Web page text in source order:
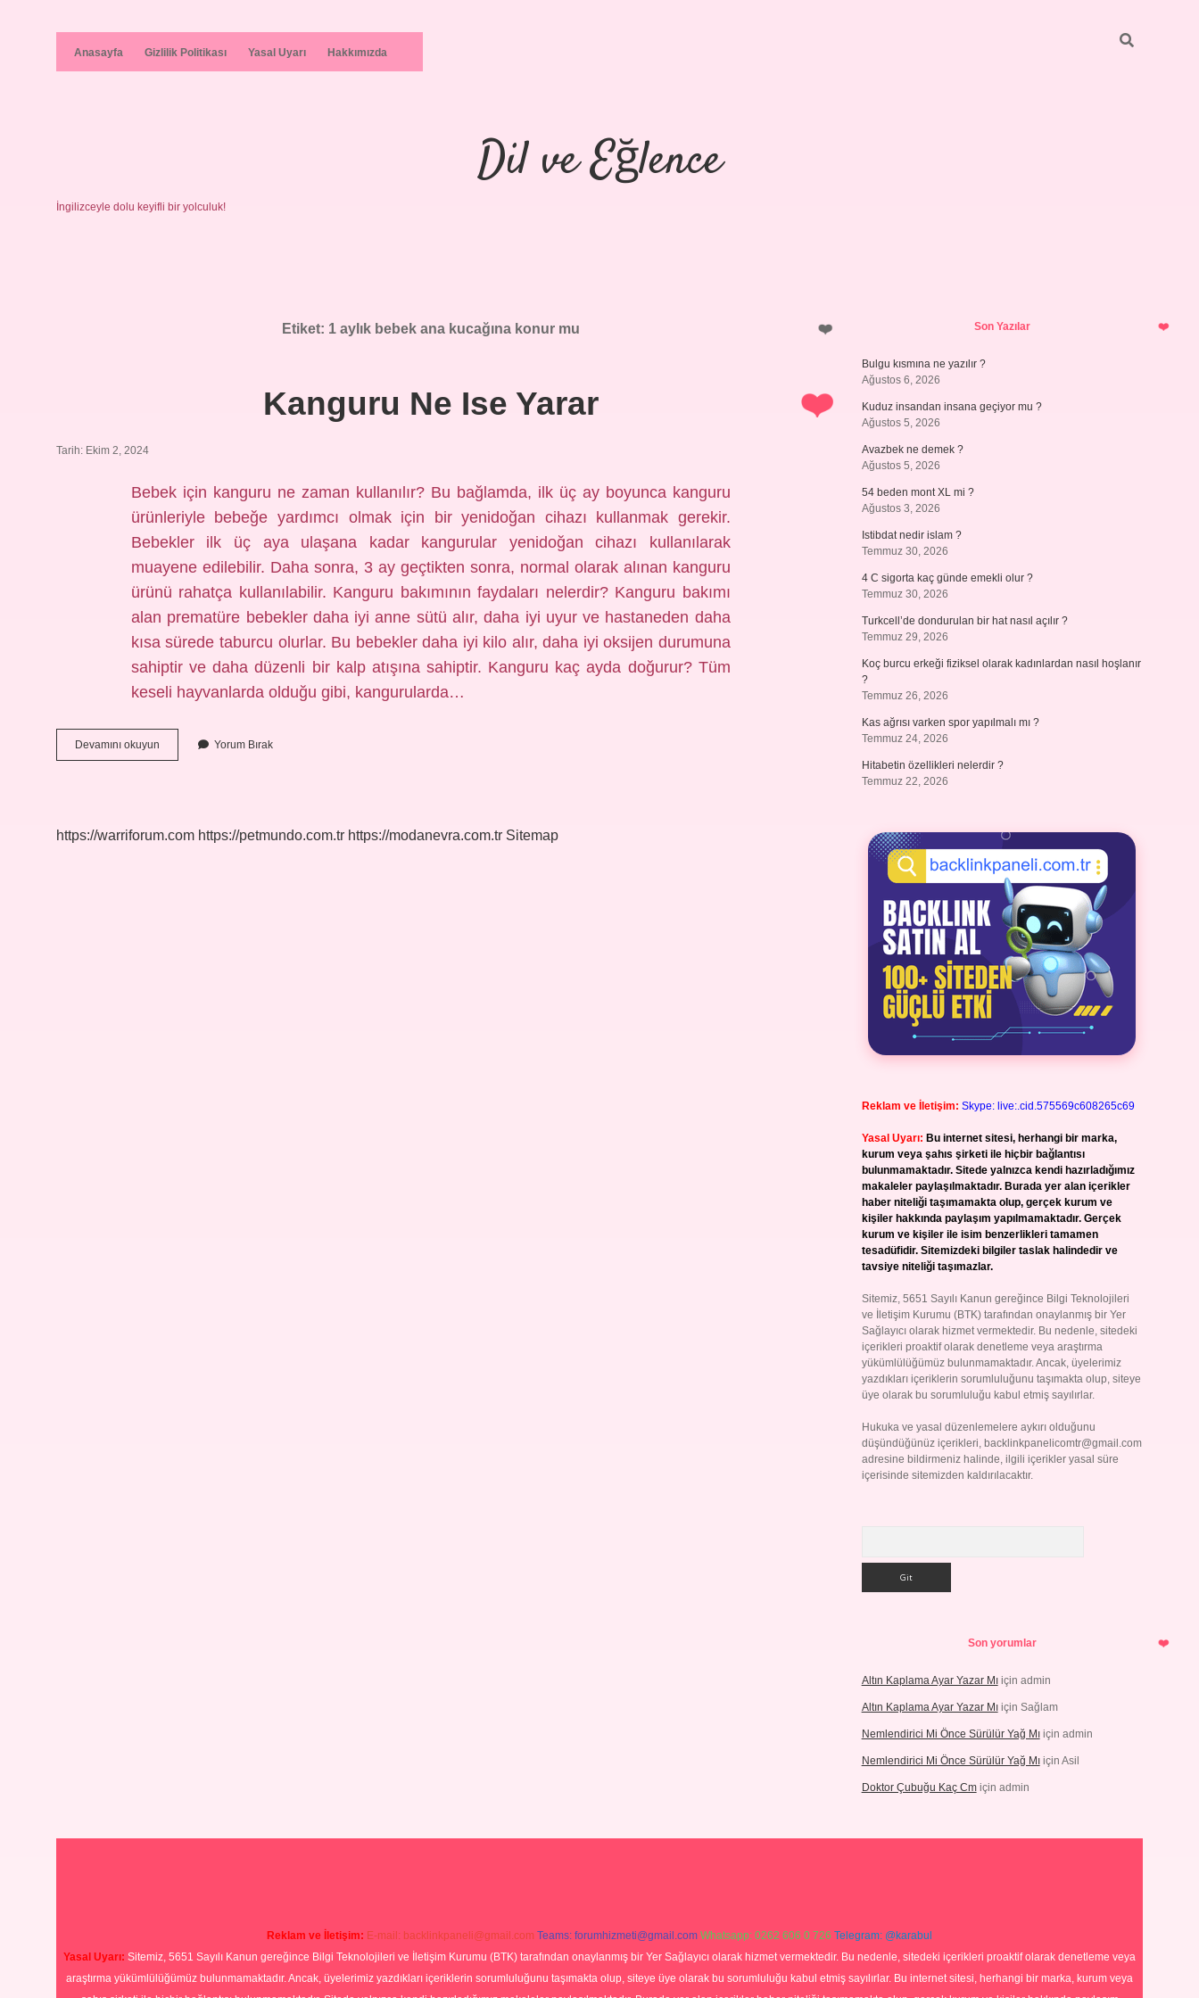
Anasayfa Gizlilik Politikası Yasal Uyarı Hakkımızda
Dil ve Eğlence
İngilizceyle dolu keyifli bir yolculuk!
Etiket: 1 aylık bebek ana kucağına konur mu
Kanguru Ne Ise Yarar
Tarih: Ekim 2, 2024
Bebek için kanguru ne zaman kullanılır? Bu bağlamda, ilk üç ay boyunca kanguru
ürünleriyle bebeğe yardımcı olmak için bir yenidoğan cihazı kullanmak gerekir.
Bebekler ilk üç aya ulaşana kadar kangurular yenidoğan cihazı kullanılarak
muayene edilebilir. Daha sonra, 3 ay geçtikten sonra, normal olarak alınan kanguru
ürünü rahatça kullanılabilir. Kanguru bakımının faydaları nelerdir? Kanguru bakımı
alan prematüre bebekler daha iyi anne sütü alır, daha iyi uyur ve hastaneden daha
kısa sürede taburcu olurlar. Bu bebekler daha iyi kilo alır, daha iyi oksijen durumuna
sahiptir ve daha düzenli bir kalp atışına sahiptir. Kanguru kaç ayda doğurur? Tüm
keseli hayvanlarda olduğu gibi, kangurularda…
Devamını okuyun Kanguru
Ne
Yorum Bırak
https://warriforum.com https://petmundo.com.tr https://modanevra.com.tr Sitemap
SidebarSon Yazılar
Bulgu kısmına ne yazılır ?
Ağustos 6, 2026
Kuduz insandan insana geçiyor mu ?
Ağustos 5, 2026
Avazbek ne demek ?
Ağustos 5, 2026
54 beden mont XL mi ?
Ağustos 3, 2026
Istibdat nedir islam ?
Temmuz 30, 2026
4 C sigorta kaç günde emekli olur ?
Temmuz 30, 2026
Turkcell’de dondurulan bir hat nasıl açılır ?
Temmuz 29, 2026
Koç burcu erkeği fiziksel olarak kadınlardan nasıl hoşlanır
?
Temmuz 26, 2026
Kas ağrısı varken spor yapılmalı mı ?
Temmuz 24, 2026
Hitabetin özellikleri nelerdir ?
Temmuz 22, 2026
Reklam ve İletişim: Skype: live:.cid.575569c608265c69
Yasal Uyarı: Bu internet sitesi, herhangi bir marka,
kurum veya şahıs şirketi ile hiçbir bağlantısı
bulunmamaktadır. Sitede yalnızca kendi hazırladığımız
makaleler paylaşılmaktadır. Burada yer alan içerikler
haber niteliği taşımamakta olup, gerçek kurum ve
kişiler hakkında paylaşım yapılmamaktadır. Gerçek
kurum ve kişiler ile isim benzerlikleri tamamen
tesadüfidir. Sitemizdeki bilgiler taslak halindedir ve
tavsiye niteliği taşımazlar.
Sitemiz, 5651 Sayılı Kanun gereğince Bilgi Teknolojileri
ve İletişim Kurumu (BTK) tarafından onaylanmış bir Yer
Sağlayıcı olarak hizmet vermektedir. Bu nedenle, sitedeki
içerikleri proaktif olarak denetleme veya araştırma
yükümlülüğümüz bulunmamaktadır. Ancak, üyelerimiz
yazdıkları içeriklerin sorumluluğunu taşımakta olup, siteye
üye olarak bu sorumluluğu kabul etmiş sayılırlar.
Hukuka ve yasal düzenlemelere aykırı olduğunu
düşündüğünüz içerikleri, backlinkpanelicomtr@gmail.com
adresine bildirmeniz halinde, ilgili içerikler yasal süre
içerisinde sitemizden kaldırılacaktır.
Son yorumlar
Altın Kaplama Ayar Yazar Mıiçin admin
Altın Kaplama Ayar Yazar Mıiçin Sağlam
Nemlendirici Mi Önce Sürülür Yağ Mıiçin admin
Nemlendirici Mi Önce Sürülür Yağ Mıiçin Asil
Doktor Çubuğu Kaç Cmiçin admin
Reklam ve İletişim: E-mail: backlinkpaneli@gmail.com Teams: forumhizmeti@gmail.com Whatsapp: 0262 606 0 726 Telegram: @karabul
Yasal Uyarı: Sitemiz, 5651 Sayılı Kanun gereğince Bilgi Teknolojileri ve İletişim Kurumu (BTK) tarafından onaylanmış bir Yer Sağlayıcı olarak hizmet vermektedir. Bu nedenle, sitedeki içerikleri proaktif olarak denetleme veya
araştırma yükümlülüğümüz bulunmamaktadır. Ancak, üyelerimiz yazdıkları içeriklerin sorumluluğunu taşımakta olup, siteye üye olarak bu sorumluluğu kabul etmiş sayılırlar. Bu internet sitesi, herhangi bir marka, kurum veya